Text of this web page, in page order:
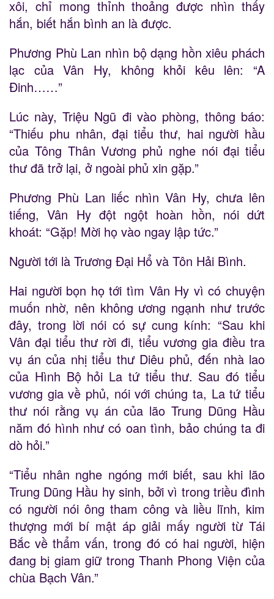
xôi, chỉ mong thỉnh thoảng được nhìn thấy
hắn, biết hắn bình an là được.
Phương Phù Lan nhìn bộ dạng hồn xiêu phách
lạc của Vân Hy, không khỏi kêu lên: “A
Đinh……”
Lúc này, Triệu Ngũ đi vào phòng, thông báo:
“Thiếu phu nhân, đại tiểu thư, hai người hầu
của Tông Thân Vương phủ nghe nói đại tiểu
thư đã trở lại, ở ngoài phủ xin gặp.”
Phương Phù Lan liếc nhìn Vân Hy, chưa lên
tiếng, Vân Hy đột ngột hoàn hồn, nói dứt
khoát: “Gặp! Mời họ vào ngay lập tức.”
Người tới là Trương Đại Hổ và Tôn Hải Bình.
Hai người bọn họ tới tìm Vân Hy vì có chuyện
muốn nhờ, nên không ương ngạnh như trước
đây, trong lời nói có sự cung kính: “Sau khi
Vân đại tiểu thư rời đi, tiểu vương gia điều tra
vụ án của nhị tiểu thư Diêu phủ, đến nhà lao
của Hình Bộ hỏi La tứ tiểu thư. Sau đó tiểu
vương gia về phủ, nói với chúng ta, La tứ tiểu
thư nói rằng vụ án của lão Trung Dũng Hầu
năm đó hình như có oan tình, bảo chúng ta đi
dò hỏi.”
“Tiểu nhân nghe ngóng mới biết, sau khi lão
Trung Dũng Hầu hy sinh, bởi vì trong triều đình
có người nói ông tham công và liều lĩnh, kim
thượng mới bí mật áp giải mấy người từ Tái
Bắc về thẩm vấn, trong đó có hai người, hiện
đang bị giam giữ trong Thanh Phong Viện của
chùa Bạch Vân.”